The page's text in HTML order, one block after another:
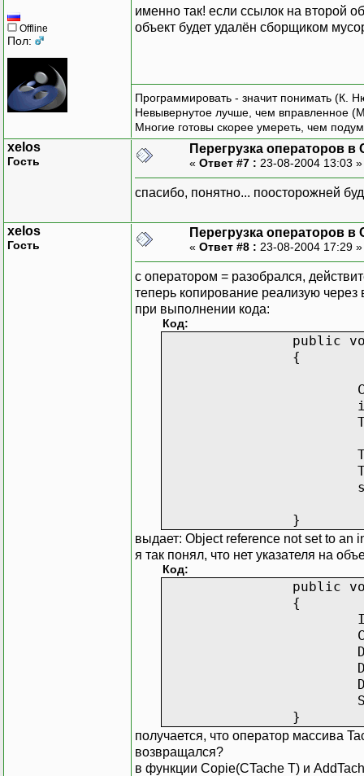
Offline
Пол:
именно так! если ссылок на второй
объект будет удалён сборщиком
Программировать - значит понимать (К.
Невывернутое лучше, чем вправленное
Многие готовы скорее умереть, чем
xelos
Гость
Перегрузка операторов в
« Ответ #7 : 23-08-2004 13:03
спасибо, понятно... поосторожней
xelos
Гость
Перегрузка операторов в
« Ответ #8 : 23-08-2004 17:29
с оператором = разобрался,
теперь копирование реализую
при выполнении кода:
Код:
public
{
}
выдает: Object reference not set to an
я так понял, что нет указателя на
Код:
public
{
}
получается, что оператор массива
возвращался?
в функции Copie(CTache T) и